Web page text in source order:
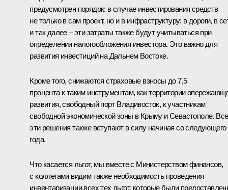
предусмотрен порядок: в случае инвестирования средств
не только в сам проект, но и в инфраструктуру: в дороги, в
и так далее – эти затраты также будут учитываться при
определении налогообложения инвестора. Это важно для
развития инвестиций на Дальнем Востоке.
Кроме того, снижаются страховые взносы до 7,5
процента к таким инструментам, как территории
развития, свободный порт Владивосток, к участникам
свободной экономической зоны в Крыму и Севастополе. Все
эти решения также вступают в силу начиная со следующего
года.
Что касается льгот, мы вместе с Министерством финансов,
с коллегами видим также необходимость проведения
инвентаризации всех тех льгот, которые были